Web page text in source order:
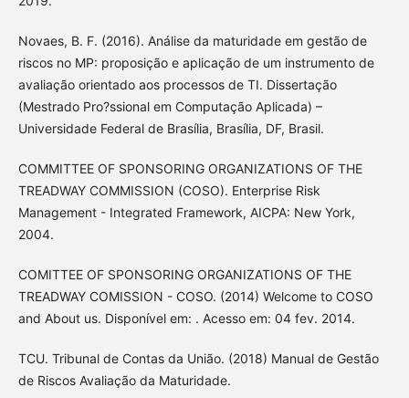
Novaes, B. F. (2016). Análise da maturidade em gestão de
riscos no MP: proposição e aplicação de um instrumento de
avaliação orientado aos processos de TI. Dissertação
(Mestrado Pro?ssional em Computação Aplicada) –
Universidade Federal de Brasília, Brasília, DF, Brasil.
COMMITTEE OF SPONSORING ORGANIZATIONS OF THE
TREADWAY COMMISSION (COSO). Enterprise Risk
Management - Integrated Framework, AICPA: New York,
2004.
COMITTEE OF SPONSORING ORGANIZATIONS OF THE
TREADWAY COMISSION - COSO. (2014) Welcome to COSO
and About us. Disponível em: . Acesso em: 04 fev. 2014.
TCU. Tribunal de Contas da União. (2018) Manual de Gestão
de Riscos Avaliação da Maturidade.